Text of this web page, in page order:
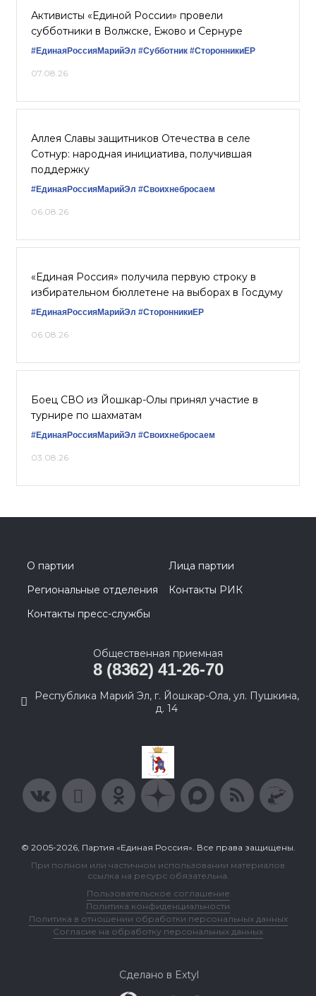
Активисты «Единой России» провели
субботники в Волжске, Ежово и Сернуре
#ЕдинаяРоссияМарийЭл #Субботник #СторонникиЕР
07.08.26
Аллея Славы защитников Отечества в селе
Сотнур: народная инициатива, получившая
поддержку
#ЕдинаяРоссияМарийЭл #Своихнебросаем
06.08.26
«Единая Россия» получила первую строку в
избирательном бюллетене на выборах в Госдуму
#ЕдинаяРоссияМарийЭл #СторонникиЕР
06.08.26
Боец СВО из Йошкар-Олы принял участие в
турнире по шахматам
#ЕдинаяРоссияМарийЭл #Своихнебросаем
03.08.26
О партии
Лица партии
Региональные отделения
Контакты РИК
Контакты пресс-службы
Общественная приемная
8 (8362) 41-26-70
Республика Марий Эл, г. Йошкар-Ола, ул. Пушкина,
д. 14
© 2005-2026, Партия «Единая Россия». Все права защищены.
При полном или частичном использовании материалов
ссылка на ресурс обязательна.
Пользовательское соглашение
Политика конфиденциальности
Политика в отношении обработки персональных данных
Согласие на обработку персональных данных
Сделано в Extyl